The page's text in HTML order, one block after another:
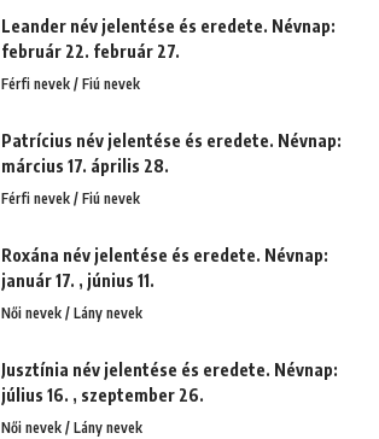
Leander név jelentése és eredete. Névnap:
február 22. február 27.
Férfi nevek / Fiú nevek
Patrícius név jelentése és eredete. Névnap:
március 17. április 28.
Férfi nevek / Fiú nevek
Roxána név jelentése és eredete. Névnap:
január 17. , június 11.
Női nevek / Lány nevek
Jusztínia név jelentése és eredete. Névnap:
július 16. , szeptember 26.
Női nevek / Lány nevek